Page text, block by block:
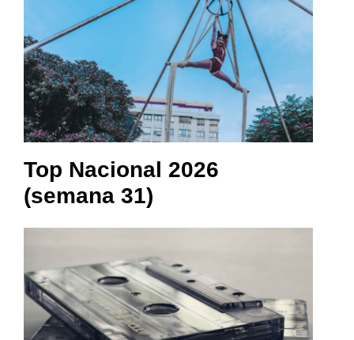
Top Nacional 2026
(semana 31)